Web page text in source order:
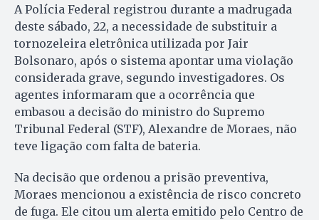
A Polícia Federal registrou durante a madrugada
deste sábado, 22, a necessidade de substituir a
tornozeleira eletrônica utilizada por Jair
Bolsonaro, após o sistema apontar uma violação
considerada grave, segundo investigadores. Os
agentes informaram que a ocorrência que
embasou a decisão do ministro do Supremo
Tribunal Federal (STF), Alexandre de Moraes, não
teve ligação com falta de bateria.
Na decisão que ordenou a prisão preventiva,
Moraes mencionou a existência de risco concreto
de fuga. Ele citou um alerta emitido pelo Centro de